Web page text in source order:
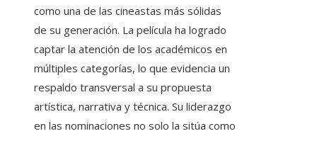
como una de las cineastas más sólidas
de su generación. La película ha logrado
captar la atención de los académicos en
múltiples categorías, lo que evidencia un
respaldo transversal a su propuesta
artística, narrativa y técnica. Su liderazgo
en las nominaciones no solo la sitúa como